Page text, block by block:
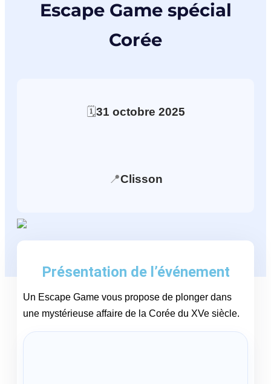
Escape Game spécial
Corée
🗓️31 octobre 2025
📍Clisson
Présentation de l’événement
Un Escape Game vous propose de plonger dans
une mystérieuse affaire de la Corée du XVe siècle.